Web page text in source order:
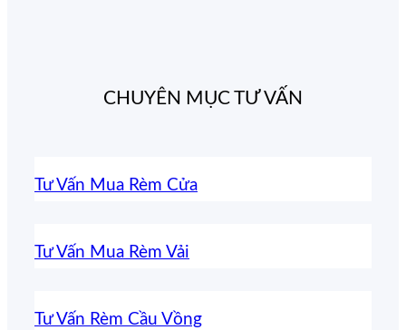
CHUYÊN MỤC TƯ VẤN
Tư Vấn Mua Rèm Cửa
Tư Vấn Mua Rèm Vải
Tư Vấn Rèm Cầu Vồng